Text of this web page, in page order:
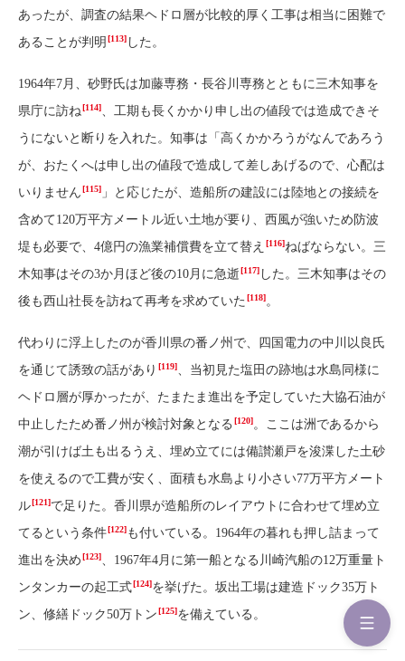
あったが、調査の結果ヘドロ層が比較的厚く工事は相当に困難で
あることが判明 [113] した。
1964年7月、砂野氏は加藤専務・長谷川専務とともに三木知事を
県庁に訪ね[114]、工期も長くかかり申し出の値段では造成できそ
うにないと断りを入れた。知事は「高くかかろうがなんであろう
が、おたくへは申し出の値段で造成して差しあげるので、心配は
いりません[115] 」と応じたが、造船所の建設には陸地との接続を
含めて120万平方メートル近い土地が要り、西風が強いため防波
堤も必要で、4億円の漁業補償費を立て替え [116]ねばならない。三
木知事はその3か月ほど後の10月に急逝[117] した。三木知事はその
後も西山社長を訪ねて再考を求めていた [118]。
代わりに浮上したのが香川県の番ノ州で、四国電力の中川以良氏
を通じて誘致の話があり [119]、当初見た塩田の跡地は水島同様に
ヘドロ層が厚かったが、たまたま進出を予定していた大協石油が
中止したため番ノ州が検討対象となる [120]。ここは洲であるから
潮が引けば土も出るうえ、埋め立てには備讃瀬戸を浚渫した土砂
を使えるので工費が安く、面積も水島より小さい77万平方メート
ル[121]で足りた。香川県が造船所のレイアウトに合わせて埋め立
てるという条件[122]も付いている。1964年の暮れも押し詰まって
進出を決め[123]、1967年4月に第一船となる川崎汽船の12万重量ト
ンタンカーの起工式[124]を挙げた。坂出工場は建造ドック35万ト
ン、修繕ドック50万トン[125]を備えている。